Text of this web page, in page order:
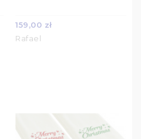
159,00 zł
Rafael